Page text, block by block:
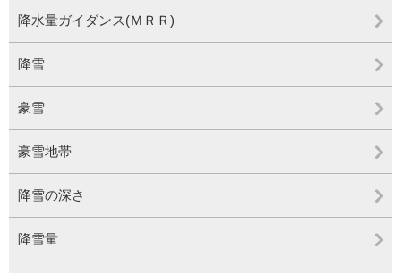
降水量ガイダンス(ＭＲＲ)
降雪
豪雪
豪雪地帯
降雪の深さ
降雪量